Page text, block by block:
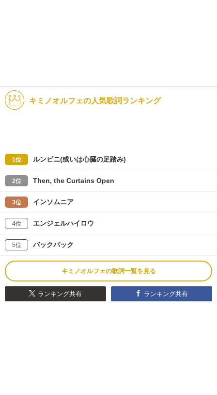
キミノオルフェの人気歌詞ランキング
1位 ルンビニ(或いは心臓の足踏み)
2位 Then, the Curtains Open
3位 インソムニア
4位 エンジェルハイロウ
5位 バックパック
キミノオルフェの歌詞一覧を見る
ランキング共有 ランキング共有